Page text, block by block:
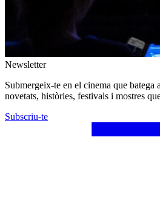
Newsletter
Submergeix-te en el cinema que batega
novetats, històries, festivals i mostres
Subscriu-te